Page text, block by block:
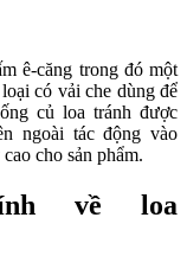
ê-căng trong đó một
có vải che dùng để
củ loa tránh được
ngoài tác động vào
cho sản phẩm.
về loa